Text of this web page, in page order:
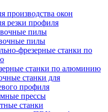
производства окон
резки профиля
пилы
пилы
фрезерные станки по
станки по алюминию
станки для
профиля
прессы
станки